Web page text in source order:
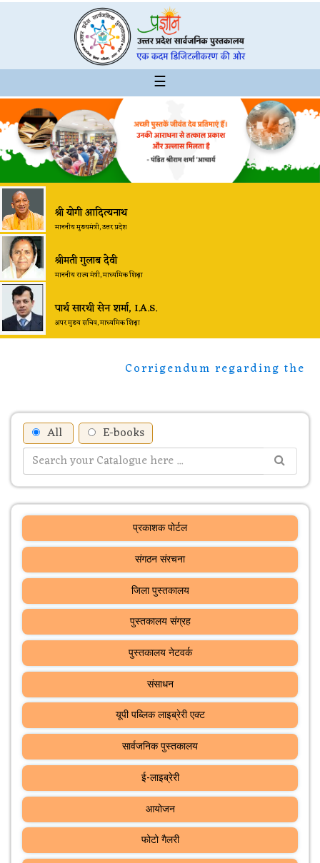
☰
श्री योगी आदित्यनाथ
माननीय मुख्यमंत्री, उत्तर प्रदेश
श्रीमती गुलाब देवी
माननीय राज्य मंत्री, माध्यमिक शिक्षा
पार्थ सारथी सेन शर्मा, I.A.S.
अपर मुख्य सचिव, माध्यमिक शिक्षा
Corrigendum regarding the invitation
All E-books
प्रकाशक पोर्टल
संगठन संरचना
जिला पुस्तकालय
पुस्तकालय संग्रह
पुस्तकालय नेटवर्क
संसाधन
यूपी पब्लिक लाइब्रेरी एक्ट
सार्वजनिक पुस्तकालय
ई-लाइब्रेरी
आयोजन
फोटो गैलरी